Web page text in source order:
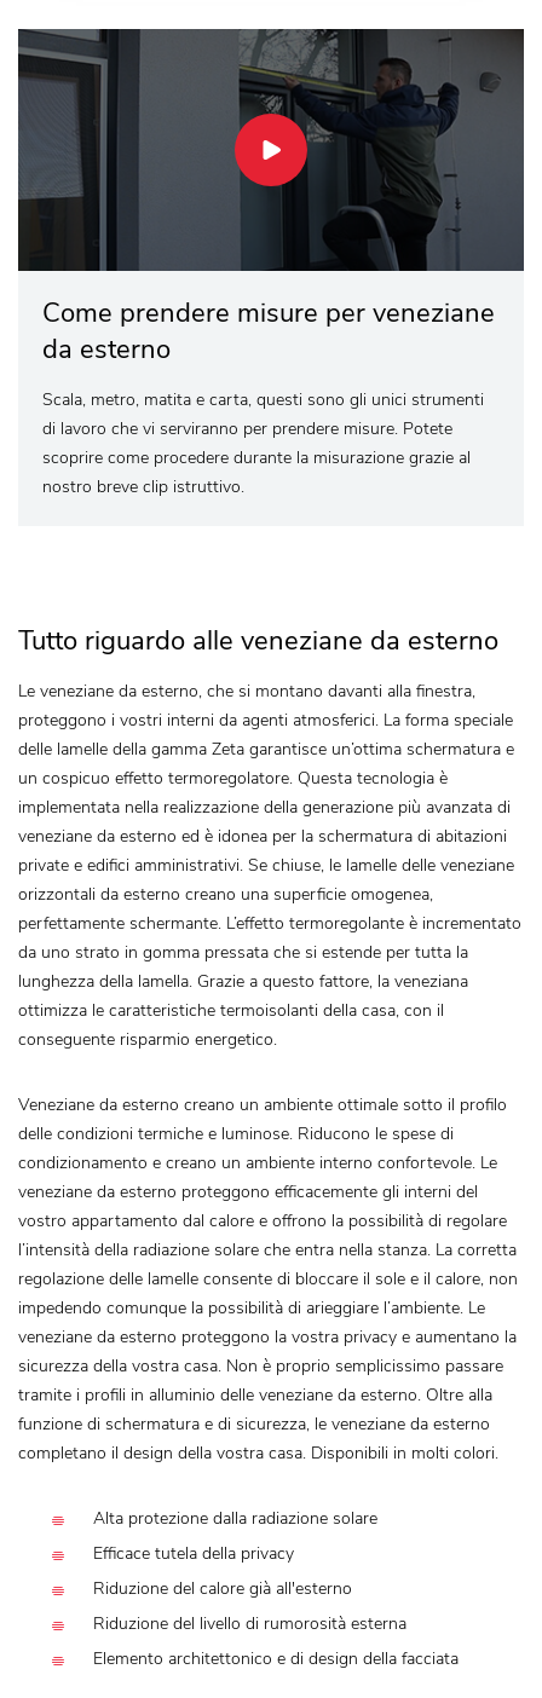
Come prendere misure per veneziane
da esterno
Scala, metro, matita e carta, questi sono gli unici strumenti
di lavoro che vi serviranno per prendere misure. Potete
scoprire come procedere durante la misurazione grazie al
nostro breve clip istruttivo.
Tutto riguardo alle veneziane da esterno
Le veneziane da esterno, che si montano davanti alla finestra,
proteggono i vostri interni da agenti atmosferici. La forma speciale
delle lamelle della gamma Zeta garantisce un’ottima schermatura e
un cospicuo effetto termoregolatore. Questa tecnologia è
implementata nella realizzazione della generazione più avanzata di
veneziane da esterno ed è idonea per la schermatura di abitazioni
private e edifici amministrativi. Se chiuse, le lamelle delle veneziane
orizzontali da esterno creano una superficie omogenea,
perfettamente schermante. L’effetto termoregolante è incrementato
da uno strato in gomma pressata che si estende per tutta la
lunghezza della lamella. Grazie a questo fattore, la veneziana
ottimizza le caratteristiche termoisolanti della casa, con il
conseguente risparmio energetico.
Veneziane da esterno creano un ambiente ottimale sotto il profilo
delle condizioni termiche e luminose. Riducono le spese di
condizionamento e creano un ambiente interno confortevole. Le
veneziane da esterno proteggono efficacemente gli interni del
vostro appartamento dal calore e offrono la possibilità di regolare
l’intensità della radiazione solare che entra nella stanza. La corretta
regolazione delle lamelle consente di bloccare il sole e il calore, non
impedendo comunque la possibilità di arieggiare l’ambiente. Le
veneziane da esterno proteggono la vostra privacy e aumentano la
sicurezza della vostra casa. Non è proprio semplicissimo passare
tramite i profili in alluminio delle veneziane da esterno. Oltre alla
funzione di schermatura e di sicurezza, le veneziane da esterno
completano il design della vostra casa. Disponibili in molti colori.
Alta protezione dalla radiazione solare
Efficace tutela della privacy
Riduzione del calore già all'esterno
Riduzione del livello di rumorosità esterna
Elemento architettonico e di design della facciata